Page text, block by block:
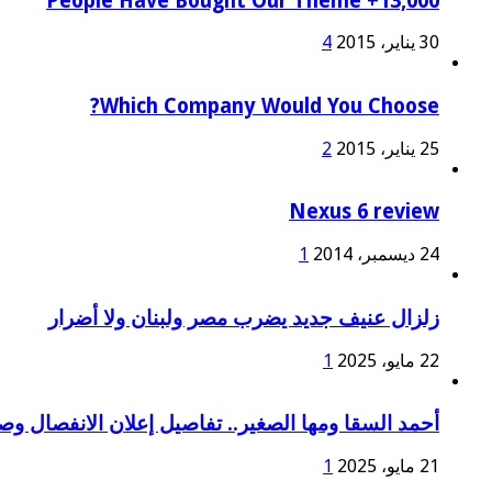
30 يناير، 2015 4
Which Company Would You Choose?
25 يناير، 2015 2
Nexus 6 review
24 ديسمبر، 2014 1
زلزال عنيف جديد يضرب مصر ولبنان ولا أضرار
22 مايو، 2025 1
أحمد السقا ومها الصغير.. تفاصيل إعلان الانفصال
21 مايو، 2025
1